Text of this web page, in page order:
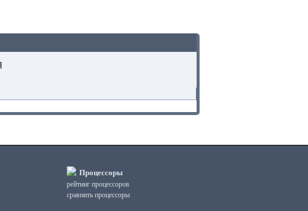
Процессоры
рейтинг процессоров
сравнить процессоры